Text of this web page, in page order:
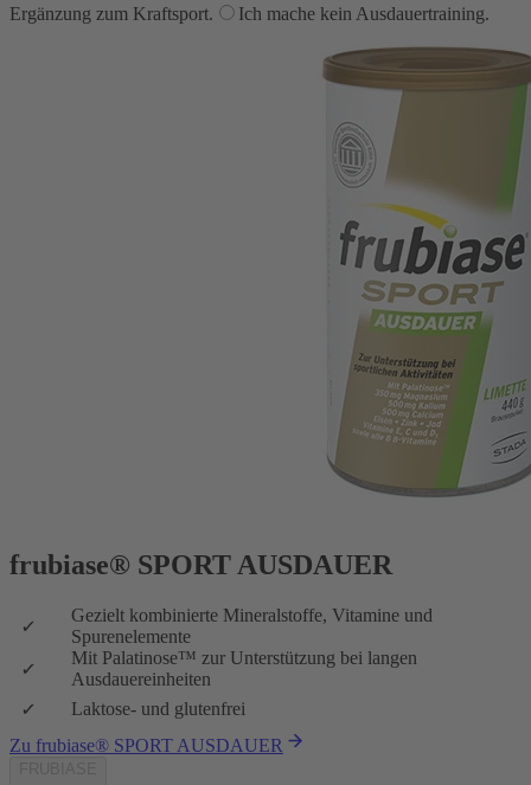
Ergänzung zum Kraftsport.
Ich mache kein Ausdauertraining.
frubiase® SPORT AUSDAUER
Gezielt kombinierte Mineralstoffe, Vitamine und
Spurenelemente
Mit Palatinose™ zur Unterstützung bei langen
Ausdauereinheiten
Laktose- und glutenfrei
Zu frubiase® SPORT AUSDAUER